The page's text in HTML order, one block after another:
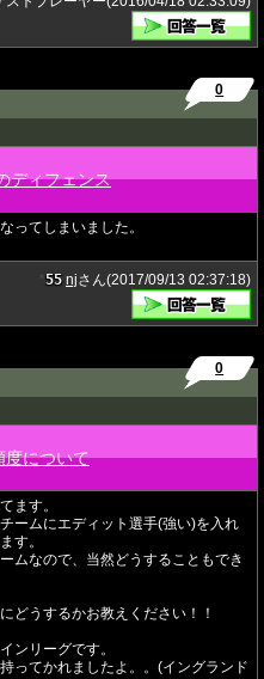
0
ディフェンス
ってしまいました。
55 njさん(2017/09/13 02:37:18)
0
度について
ます。
ームにエディット選手(強い)を入れ
す。
ムなので、当然どうすることもでき
どうするかお教えください！！
ンリーグです。
ってかれましたよ。。(イングランド